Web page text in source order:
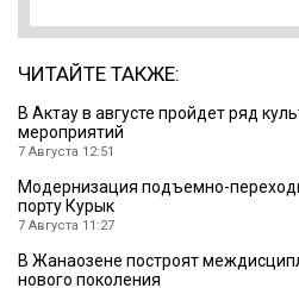
ЧИТАЙТЕ ТАКЖЕ:
В Актау в августе пройдет ряд
мероприятий
7 Августа 12:51
Модернизация подъемно-
порту Курык
7 Августа 11:27
В Жанаозене построят
нового поколения